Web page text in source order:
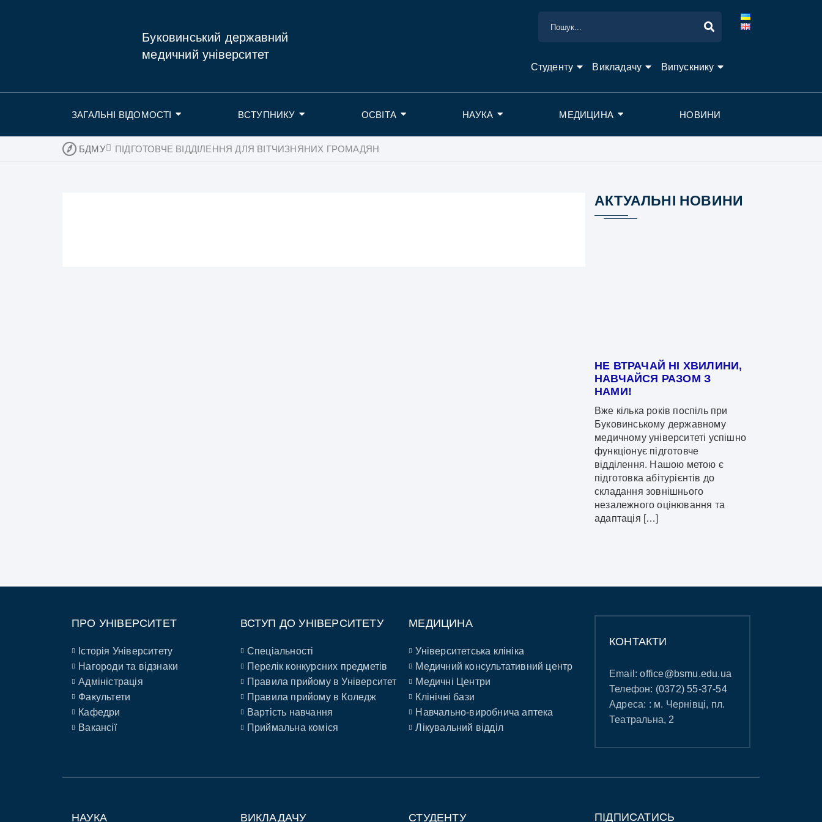
Буковинський державний
медичний університет
Студенту Викладачу Випускнику
ЗАГАЛЬНІ ВІДОМОСТІ ВСТУПНИКУ ОСВІТА НАУКА МЕДИЦИНА НОВИНИ
БДМУ ПІДГОТОВЧЕ ВІДДІЛЕННЯ ДЛЯ ВІТЧИЗНЯНИХ ГРОМАДЯН
АКТУАЛЬНІ НОВИНИ
НЕ ВТРАЧАЙ НІ ХВИЛИНИ,
НАВЧАЙСЯ РАЗОМ З
НАМИ!
Вже кілька років поспіль при
Буковинському державному
медичному університеті успішно
функціонує підготовче
відділення. Нашою метою є
підготовка абітурієнтів до
складання зовнішнього
незалежного оцінювання та
адаптація […]
ПРО УНІВЕРСИТЕТ
Історія Університету
Нагороди та відзнаки
Адміністрація
Факультети
Кафедри
Вакансії
ВСТУП ДО УНІВЕРСИТЕТУ
Спеціальності
Перелік конкурсних предметів
Правила прийому в Університет
Правила прийому в Коледж
Вартість навчання
Приймальна коміся
МЕДИЦИНА
Університетська клініка
Медичний консультативний центр
Медичні Центри
Клінічні бази
Навчально-виробнича аптека
Лікувальний відділ
КОНТАКТИ
Email:office@bsmu.edu.ua
Телефон: (0372) 55-37-54
Адреса: : м. Чернівці, пл.
Театральна, 2
НАУКА ВИКЛАДАЧУ СТУДЕНТУ ПІДПИСАТИСЬ